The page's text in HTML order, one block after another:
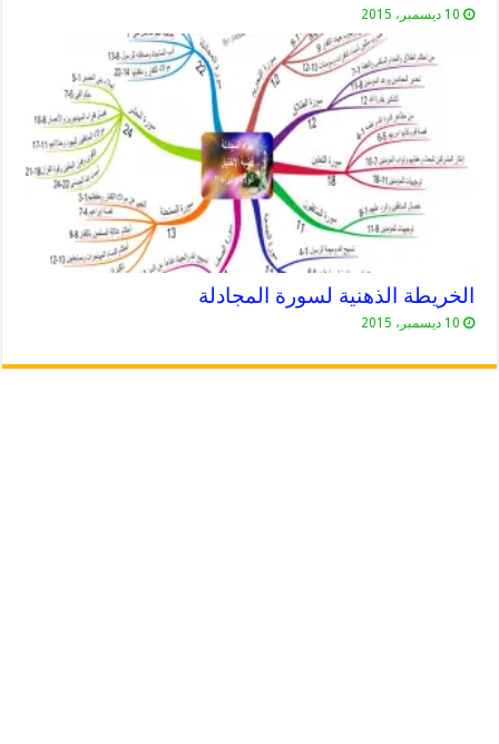
10 ديسمبر، 2015
الخريطة الذهنية لسورة المجادلة
10 ديسمبر، 2015